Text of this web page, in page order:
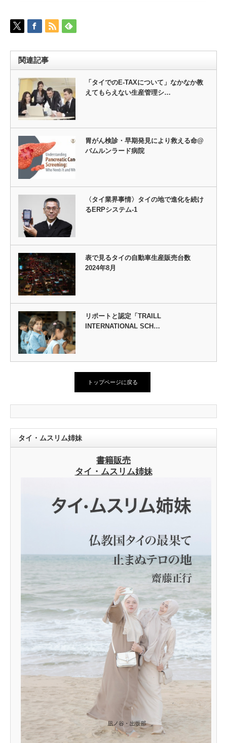
関連記事
「タイでのE-TAXについて」なかなか教
えてもらえない生産管理シ…
胃がん検診・早期発見により救える命@
バムルンラード病院
〈タイ業界事情〉タイの地で進化を続け
るERPシステム-1
表で見るタイの自動車生産販売台数
2024年8月
リポートと認定「TRAILL
INTERNATIONAL SCH…
トップページに戻る
タイ・ムスリム姉妹
書籍販売
タイ・ムスリム姉妹